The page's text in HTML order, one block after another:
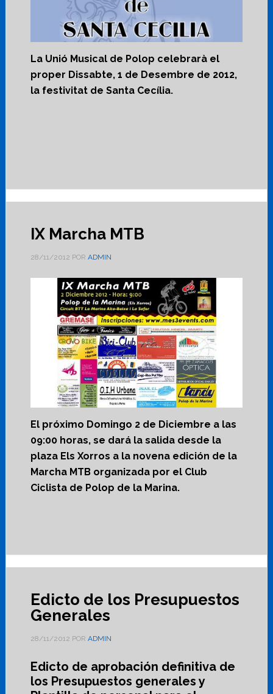
La Unió Musical de Polop celebrarà el
proper Dissabte, 1 de Desembre de 2012,
la festivitat de Santa Cecília.
IX Marcha MTB
28/11/2012 POR ADMIN
El próximo Domingo 2 de Diciembre a las
09:00 horas, se dará la salida desde la
plaza Els Xorros a la novena edición de la
Marcha MTB organizada por el Club
Ciclista de Polop de la Marina.
Edicto de los Presupuestos
Generales
28/11/2012 POR ADMIN
Edicto de aprobación definitiva de
los Presupuestos generales y